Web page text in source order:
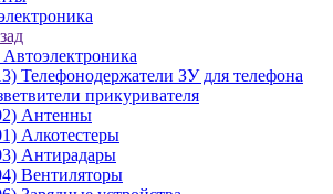
Телефонодержатели ЗУ для телефона
прикуривателя
Антенны
Алкотестеры
Антирадары
Вентиляторы